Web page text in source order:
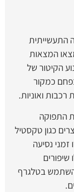
התעשייתית
המצאות
הקיטור של
כמקור
ואוניות.
התפוקה
כגון טקסטיל
זמני נסיעה
שיפורים
בטלגרף